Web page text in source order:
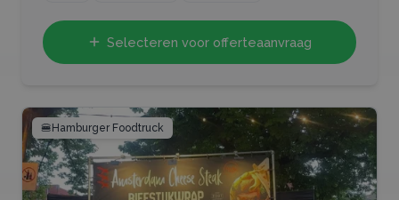
Selecteren voor offerteaanvraag
🍔Hamburger Foodtruck